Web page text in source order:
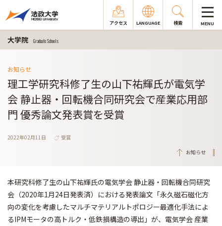
アクセス LANGUAGE 検索 MENU
大学院 Graduate Schools
お知らせ
理工学研究科修了生の山下祐輝氏が電気学
会 静止器・回転機合同研究会で産業応用部
門 優秀論文発表賞を受賞
2022年02月11日
受賞
お知らせ
本研究科修了生の山下祐輝氏の電気学会 静止器・回転機合同研究
会（2020年1月24日発表済）における発表論文「永久磁石磁化方
向の変化を考慮したマルチマテリアルトポロジー最適化手法によ
るIPMモータの高トルク・低鉄損構造の導出」が、電気学会 産業